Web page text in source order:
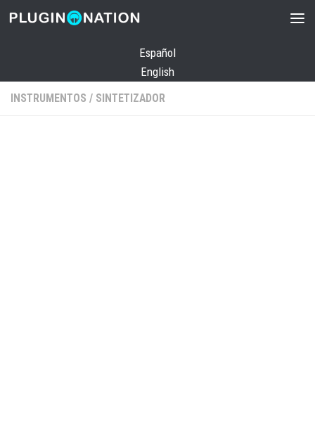
Saltar al contenido
Español
English
INSTRUMENTOS / SINTETIZADOR